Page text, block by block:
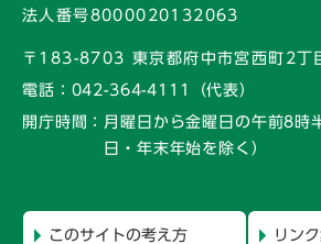
法人番号8000020132063
〒183-8703 東京都府中市宮西町2丁
電話： 042-364-4111（代表）
開庁時間： 月曜日から金曜日の午前8時
日・年末年始を除く）
このサイトの考え方 リン